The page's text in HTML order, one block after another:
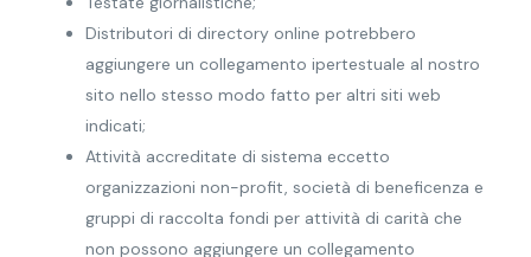
Distributori di directory online potrebbero
aggiungere un collegamento ipertestuale al nostro
sito nello stesso modo fatto per altri siti web
indicati;
Attività accreditate di sistema eccetto
organizzazioni non-profit, società di beneficenza e
gruppi di raccolta fondi per attività di carità che
non possono aggiungere un collegamento